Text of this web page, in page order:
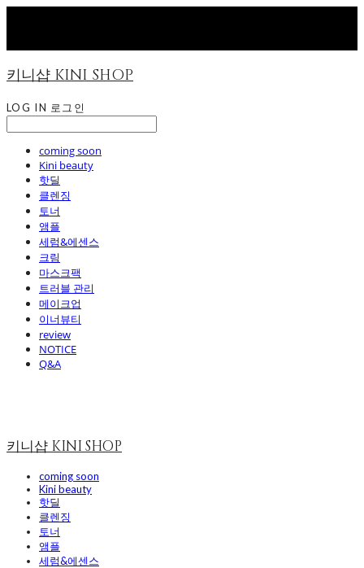
키니샵 KINI SHOP
LOG IN 로그인
coming soon
Kini beauty
핫딜
클렌징
토너
앰플
세럼&에센스
크림
마스크팩
트러블 관리
메이크업
이너뷰티
review
NOTICE
Q&A
키니샵 KINI SHOP
coming soon
Kini beauty
핫딜
클렌징
토너
앰플
세럼&에센스